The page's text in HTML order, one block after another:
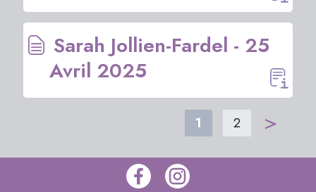
Sarah Jollien-Fardel - 25
Avril 2025
1 2 >